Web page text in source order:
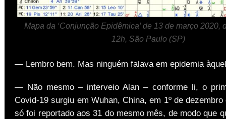
Mapa da ‘Conjunção Epidêmica’ de 13 de março 2020,
12h, São Paulo (SP)
— Lembro bem. Mas ninguém falava em epidemia
— Não mesmo – interveio Alan – conforme li, o
Covid-19 surgiu em Wuhan, China, em 1º de
só foi reportado aos 31 do mesmo mês, de modo que